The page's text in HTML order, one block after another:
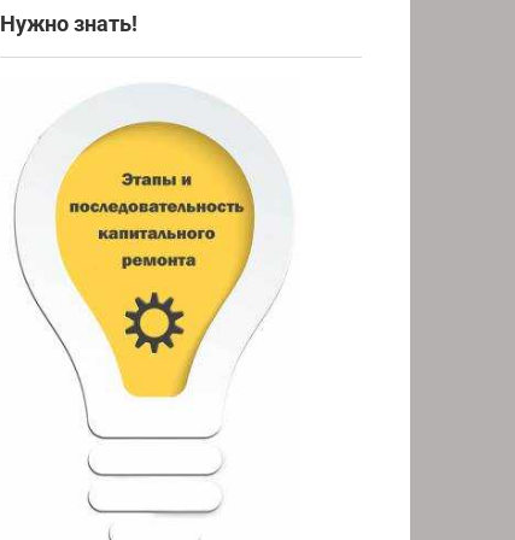
Нужно знать!